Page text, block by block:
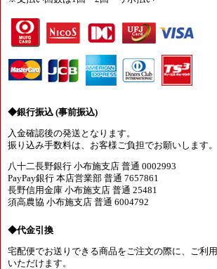
◆銀行振込 (事前振込)
入金確認後の発送となります。
振り込み手数料は、お客様ご負担でお願いします。
八十二長野銀行 小布施支店 普通 0002993
PayPay銀行 本店営業部 普通 7657861
長野信用金庫 小布施支店 普通 25481
須高農協 小布施支店 普通 6004792
◆代金引換
宅配便でお送りできる商品をご注文の際に、ご利用
いただけます。